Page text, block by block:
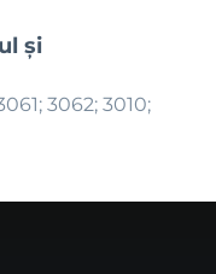
şi
3062; 3010;